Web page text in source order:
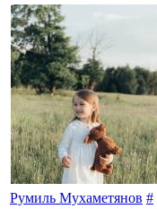
Румиль Мухаметянов #